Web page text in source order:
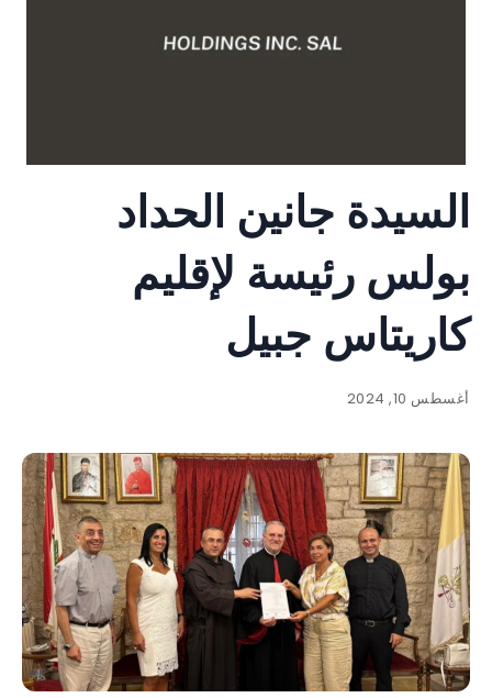
السيدة جانين الحداد
بولس رئيسة لإقليم
كاريتاس جبيل
أغسطس 10, 2024